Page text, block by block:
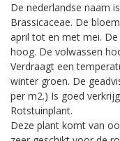
De nederlandse naam is
Brassicaceae. De
april tot en met mei.
hoog. De volwassen
Verdraagt een
winter groen. De
per m2.) Is goed
Rotstuinplant.
Deze plant komt van